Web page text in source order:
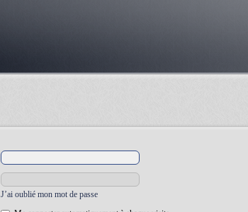
J’ai oublié mon mot de passe